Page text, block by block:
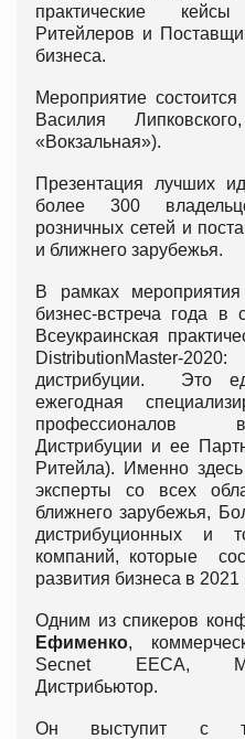
практические
Ритейлеров и
бизнеса.
Мероприятие
Василия
«Вокзальная»).
Презентация лучших
более 300
розничных сетей и
и ближнего зарубежья.
В рамках
бизнес-встреча года
Всеукраинская
DistributionMaster-
дистрибуции. Это
ежегодная
профессионалов
Дистрибуции и ее
Ритейла). Именно
эксперты со всех
ближнего зарубежья,
дистрибуционных и
компаний, которые
развития бизнеса в 2021
Одним из спикеров
Ефименко,
Secnet EECA,
Дистрибьютор.
Он выступит с